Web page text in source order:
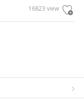
16823 view